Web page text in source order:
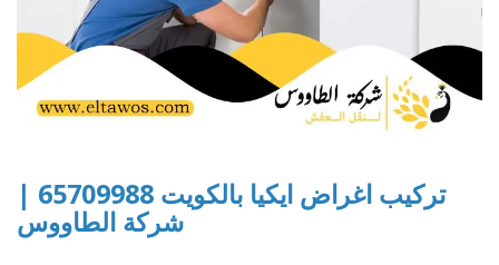
تركيب اغراض ايكيا بالكويت 65709988 |
شركة الطاووس